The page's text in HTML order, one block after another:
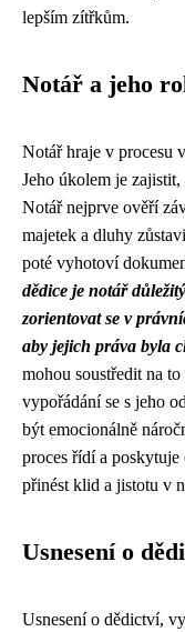
lepším zítřkům.
Notář a jeho
Notář hraje v procesu
Jeho úkolem je
Notář nejprve ověří
majetek a dluhy
poté vyhotoví
dědice je notář
zorientovat se v
aby jejich práva byla
mohou soustředit na
vypořádání se s jeho
být emocionálně
proces řídí a
přinést klid a jistotu v
Usnesení o
Usnesení o dědictví,